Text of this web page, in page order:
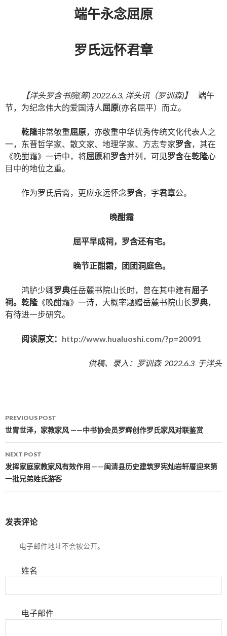
端午永念屈原
罗氏远怀君章
【洋头罗含书院(筹) 2022.6.3, 洋头讯（罗训森)】
端午
节，为纪念伟大的爱国诗人屈原(亦名屈平）而立。
乾隆非常敬重屈原，亦敬重中华优秀传统文化代表人之
一，东晋哲学家、散文家、地理学家、方志专家罗含，其在
《晚酣霜》一诗中，将屈原和罗含并列，可见罗含在乾隆心
目中的地位之重。
作为罗氏后裔，更应永远怀念罗含，字君章公。
晚酣霜
屈平早成祠，罗含还有宅。
晚节正酣霜，团团洞庭色。
鸿胪少卿罗典任岳麓书院山长时，曾在其中建有屈子
祠。乾隆《晚酣霜》一诗，大概率题赠岳麓书院山长罗典，
有待进一步研究。
阅读原文： http://www.hualuoshi.com/?p=20091
供稿、录入：罗训森 2022.6.3 于洋头
Post navigation
PREVIOUS POST
世胄世泽，家教家风 ——中书协会员罗辉创作罗氏家风对联鉴赏
NEXT POST
发挥家庭家教家风有效作用 ——闽清县历史建筑罗宪灿岩轩厝迎来第
一批兄弟姓氏游客
发表评论
电子邮件地址不会被公开。
姓名
电子邮件